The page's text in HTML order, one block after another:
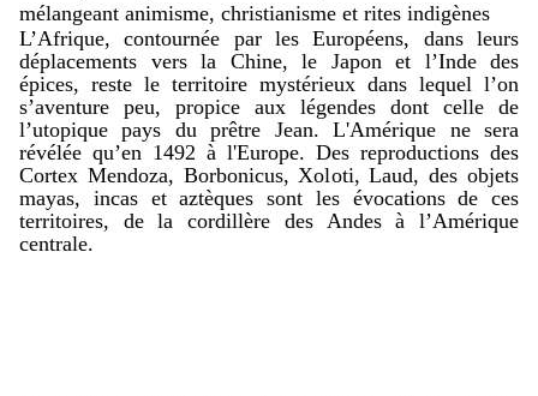
mélangeant animisme, christianisme et rites indigènes
L’Afrique, contournée par les Européens, dans leurs
déplacements vers la Chine, le Japon et l’Inde des
épices, reste le territoire mystérieux dans lequel l’on
s’aventure peu, propice aux légendes dont celle de
l’utopique pays du prêtre Jean. L'Amérique ne sera
révélée qu’en 1492 à l'Europe. Des reproductions des
Cortex Mendoza, Borbonicus, Xoloti, Laud, des objets
mayas, incas et aztèques sont les évocations de ces
territoires, de la cordillère des Andes à l’Amérique
centrale.